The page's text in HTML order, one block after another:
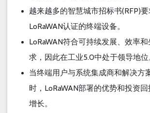
越来越多的智慧城市招标书(RFP)要
LoRaWAN认证的终端设备。
LoRaWAN符合可持续发展、效率
求，因此在工业5.0中处于领导地位
当终端用户与系统集成商和解决方
时， LoRaWAN部署的优势和投资
增长。